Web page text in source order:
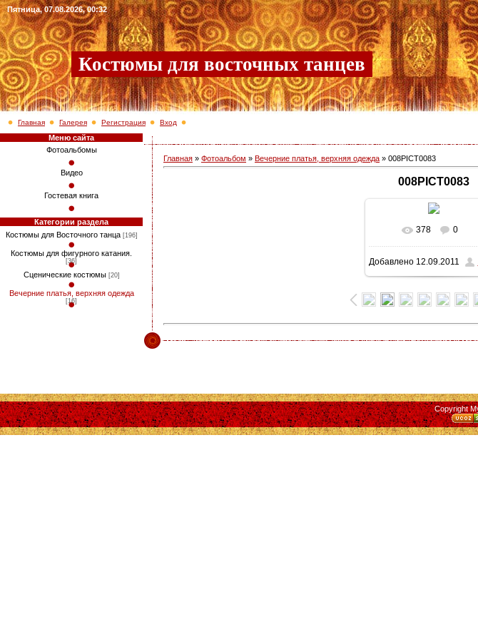
Пятница, 07.08.2026, 00:32
Костюмы для восточных танцев
Главная Галерея Регистрация Вход
Меню сайта
Фотоальбомы
Видео
Гостевая книга
Категории раздела
Костюмы для Восточного танца [196]
Костюмы для фигурного катания.
[36]
Сценические костюмы [20]
Вечерние платья, верхняя одежда
[16]
Главная » Фотоальбом » Вечерние платья, верхняя одежда » 008PICT0083
008PICT0083
В реальном
768x1024/ 345.1Kb
378 0
Добавлено12.09.2011
Copyright